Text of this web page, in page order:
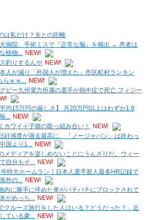
は私だけ？夫との距離
大病院、手術ミスで『正常な脳』を摘出 → 患者は
植物...
NEW!
ス釣りするんや NEW!
本人が減り「外国人が増えた」市区町村ランキン
ｗｗ...
NEW!
グビー九州電力所属の選手が熱中症で死亡 フィジー
平均15万円の厳しさ】 月20万円以上はわずか1.8
...
NEW!
カワイイ子猫の取っ組み合い！
NEW!
好感度が過去最高に、「ノージャパン」は終わっ
国より1...
NEW!
メディアを楽しめないことにうんざりだ。ウィー
自分もそ...
NEW!
特大ホームラン！日本人選手新人最多HR記録で
外の...
NEW!
内に勝手に停めた車がバチバチにブロックされて
がめっち...
NEW!
クルーズ旅行をした人はいる？どうだった？」近
ている豪...
NEW!